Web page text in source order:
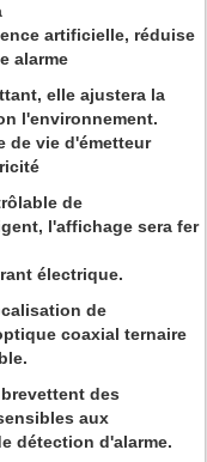
artificielle, réduise
alarme
elle ajustera la
l'environnement.
de vie d'émetteur
de
l'affichage sera fer
électrique.
de
coaxial ternaire
des
aux
détection d'alarme.